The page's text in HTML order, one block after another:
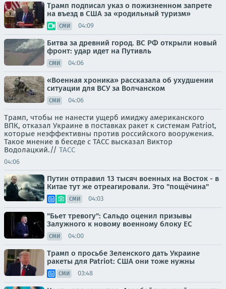
Трамп подписал указ о пожизненном запрете
на въезд в США за «родильный туризм»
СМИ 04:09
Битва за древний город. ВС РФ открыли новый
фронт: удар идет на Путивль
СМИ 04:06
«Военная хроника» рассказала об ухудшении
ситуации для ВСУ за Волчанском
СМИ 04:06
Трамп, чтобы не нанести ущерб имиджу американского
ВПК, отказал Украине в поставках ракет к системам Patriot,
которые неэффективны против российского вооружения.
Такое мнение в беседе с ТАСС высказал Виктор
Водолацкий.// ТАСС
04:06
Путин отправил 13 тысяч военных на Восток - в
Китае тут же отреагировали. Это "пощёчина"
СМИ 04:03
"Бьет тревогу": Сальдо оценил призывы
Залужного к новому военному блоку ЕС
СМИ 04:00
Трамп о просьбе Зеленского дать Украине
ракеты для Patriot: США они тоже нужны
СМИ 03:48